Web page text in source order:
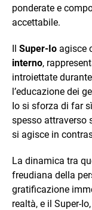
ponderate e
accettabile.
Il Super-Io agisce
interno,
introiettate
l’educazione dei
Io si sforza di far
spesso attraverso
si agisce in
La dinamica tra
freudiana della
gratificazione
realtà, e il Super-